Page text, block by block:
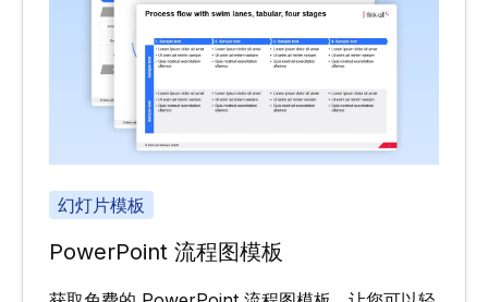
幻灯片模板
PowerPoint 流程图模板